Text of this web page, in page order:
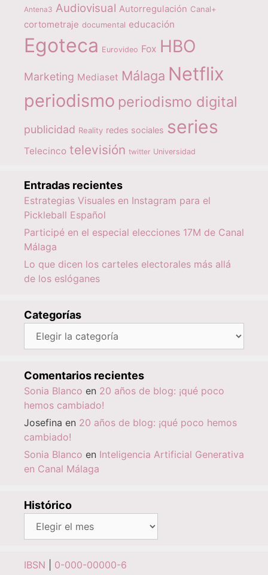
Antena3 Audiovisual Autorregulación Canal+
cortometraje documental educación
Egoteca Eurovideo Fox HBO
Marketing Mediaset Málaga Netflix
periodismo periodismo digital
publicidad Reality redes sociales series
Telecinco televisión twitter Universidad
Entradas recientes
Estrategias Visuales en Instagram para el
Pickleball Español
Participé en el especial elecciones 17M de Canal
Málaga
Lo que dicen los carteles electorales más allá
de los eslóganes
Categorías
Comentarios recientes
Sonia Blanco en 20 años de blog: ¡qué poco
hemos cambiado!
Josefina en 20 años de blog: ¡qué poco hemos
cambiado!
Sonia Blanco en Inteligencia Artificial Generativa
en Canal Málaga
Histórico
IBSN 0-000-00000-6